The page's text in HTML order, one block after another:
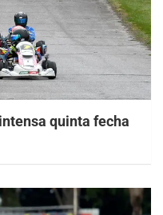
quinta fecha